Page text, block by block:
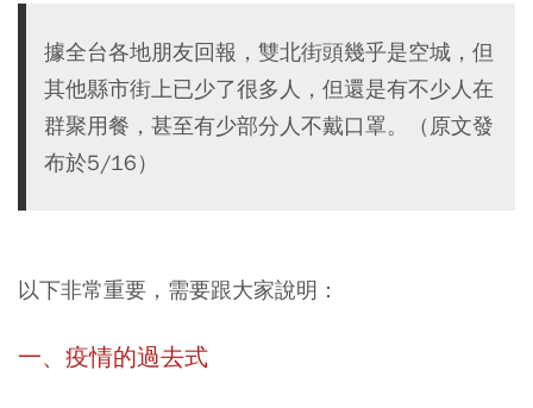
據全台各地朋友回報，雙北街頭幾乎是空城，但
其他縣市街上已少了很多人，但還是有不少人在
群聚用餐，甚至有少部分人不戴口罩。（原文發
布於5/16）
以下非常重要，需要跟大家說明：
一、疫情的過去式